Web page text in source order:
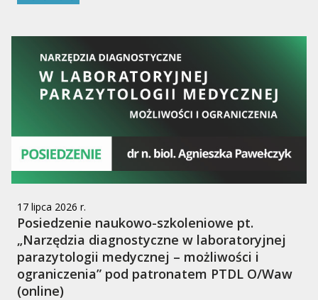
17 lipca 2026 r.
Posiedzenie naukowo-szkoleniowe pt.
„Narzędzia diagnostyczne w laboratoryjnej
parazytologii medycznej – możliwości i
ograniczenia” pod patronatem PTDL O/Waw
(online)